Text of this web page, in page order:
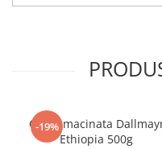
-19%
Cafea macinata
Ethiopia 500g